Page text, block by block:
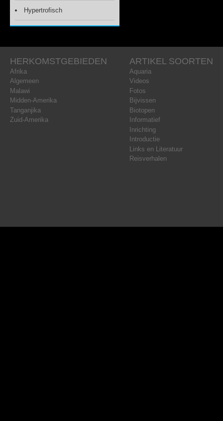
Hypertrofisch
HERKOMSTGEBIEDEN
Afrika
Algemeen
Malawi
Midden-Amerika
Tanganjika
Zuid-Amerika
ARTIKEL SOORTEN
Aquaria
Videos
Fotos
Bijvissen
Biotopen
Informatief
Inrichting
Introductie
Links en Literatuur
Reisverhalen